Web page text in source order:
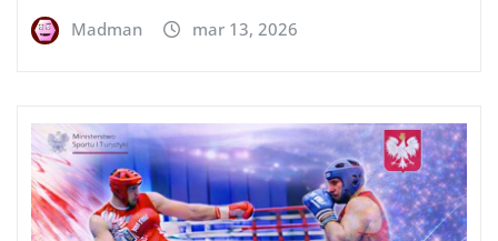
Madman mar 13, 2026